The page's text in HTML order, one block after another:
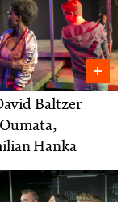
Baltzer
Hanka